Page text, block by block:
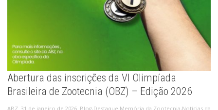
Abertura das inscrições da VI Olimpíada
Brasileira de Zootecnia (OBZ) – Edição 2026
ABZ, 31 de janeiro de 2026, Blog,Destaque,Memória da Zootecnia,Notícias da